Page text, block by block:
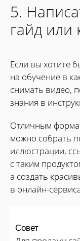
5.
гайд или
Если вы хотите
на обучение в
снимать видео,
знания в
Отличным
можно собрать
иллюстрации,
с таким
а создать
в онлайн-
Совет